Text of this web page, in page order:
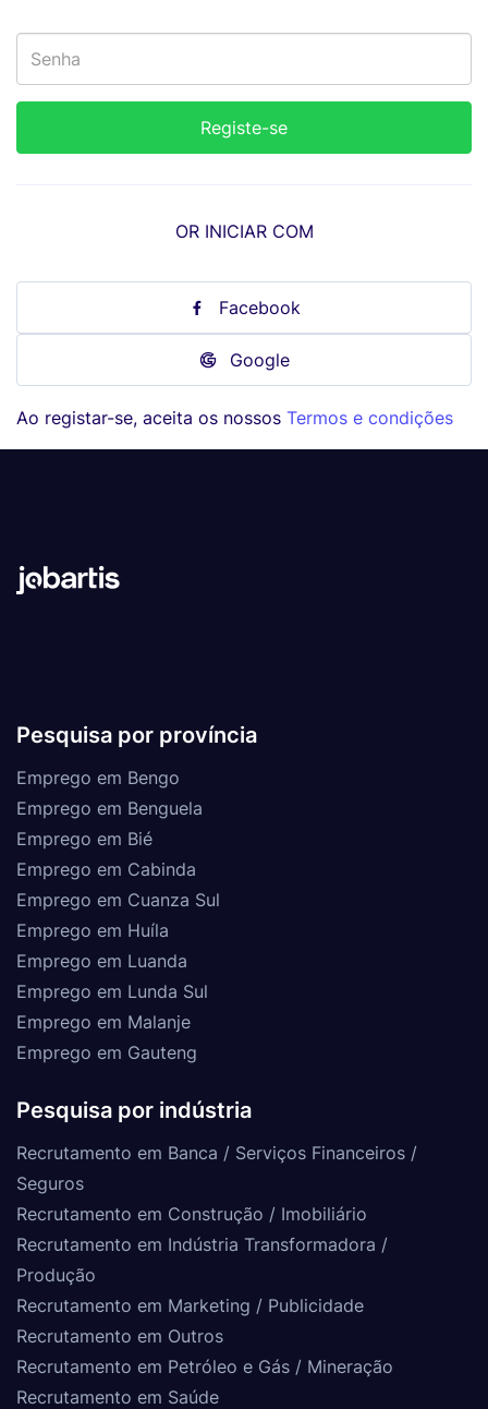
OR INICIAR COM
Facebook
Google
Ao registar-se, aceita os nossos Termos e condições
Pesquisa por província
Emprego em Bengo
Emprego em Benguela
Emprego em Bié
Emprego em Cabinda
Emprego em Cuanza Sul
Emprego em Huíla
Emprego em Luanda
Emprego em Lunda Sul
Emprego em Malanje
Emprego em Gauteng
Pesquisa por indústria
Recrutamento em Banca / Serviços Financeiros /
Seguros
Recrutamento em Construção / Imobiliário
Recrutamento em Indústria Transformadora /
Produção
Recrutamento em Marketing / Publicidade
Recrutamento em Outros
Recrutamento em Petróleo e Gás / Mineração
Recrutamento em Saúde